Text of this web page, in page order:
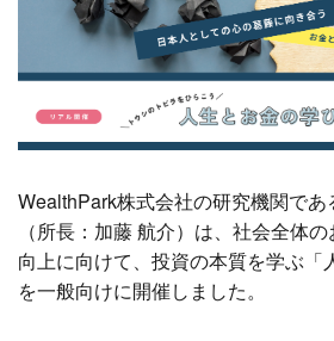
WealthPark株式会社の研究機関であ
（所長：加藤 航介）は、社会全体
向上に向けて、投資の本質を学ぶ「
を一般向けに開催しました。